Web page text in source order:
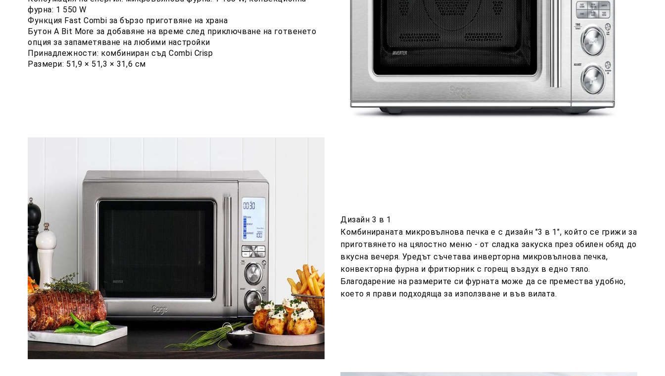
фурна: 1 550 W
Функция Fast Combi за бързо приготвяне на храна
Бутон A Bit More за добавяне на време след приключване на готвенето
опция за запаметяване на любими настройки
Принадлежности: комбиниран съд Combi Crisp
Размери: 51,9 × 51,3 × 31,6 см
Дизайн 3 в 1
Комбинираната микровълнова печка е с дизайн "3 в 1", който се грижи за
приготвянето на цялостно меню - от сладка закуска през обилен обяд до
вкусна вечеря. Уредът съчетава инверторна микровълнова печка,
конвекторна фурна и фритюрник с горещ въздух в едно тяло.
Благодарение на размерите си фурната може да се премества удобно,
което я прави подходяща за използване и във вилата.